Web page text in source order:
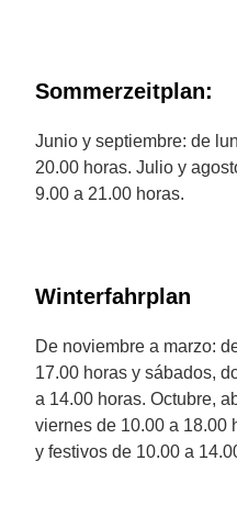
Sommerzeitplan:
Junio y septiembre: de
20.00 horas. Julio y
9.00 a 21.00 horas.
Winterfahrplan
De noviembre a marzo:
17.00 horas y sábados,
a 14.00 horas. Octubre,
viernes de 10.00 a 18.00
y festivos de 10.00 a